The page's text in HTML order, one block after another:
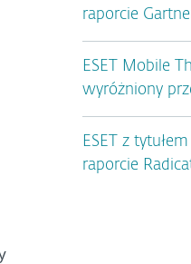
raporcie
ESET Mobile
wyróżniony
ESET z
raporcie